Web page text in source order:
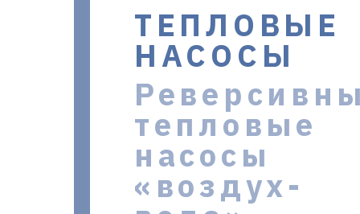
ТЕПЛОВЫЕ
НАСОСЫ
тепловые
насосы
«воздух-